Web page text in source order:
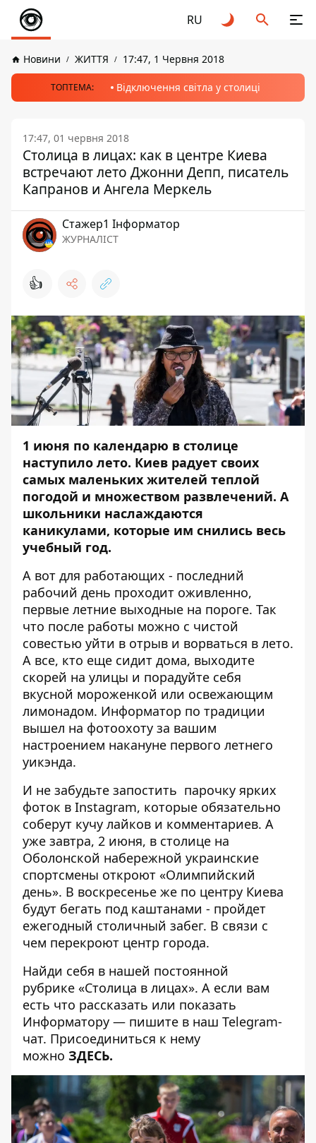
RU
Новини ЖИТТЯ 17:47, 1 Червня 2018
ТОПТЕМА: Відключення світла у столиці
17:47, 01 червня 2018
Столица в лицах: как в центре Киева
встречают лето Джонни Депп, писатель
Капранов и Ангела Меркель
Стажер1 Інформатор
ЖУРНАЛІСТ
👍
1 июня по календарю в столице
наступило лето. Киев радует своих
самых маленьких жителей теплой
погодой и множеством развлечений. А
школьники наслаждаются
каникулами, которые им снились весь
учебный год.
А вот для работающих - последний
рабочий день проходит оживленно,
первые летние выходные на пороге. Так
что после работы можно с чистой
совестью уйти в отрыв и ворваться в лето.
А все, кто еще сидит дома, выходите
скорей на улицы и порадуйте себя
вкусной мороженкой или освежающим
лимонадом. Информатор по традиции
вышел на фотоохоту за вашим
настроением накануне первого летнего
уикэнда.
И не забудьте запостить парочку ярких
фоток в Instagram, которые обязательно
соберут кучу лайков и комментариев. А
уже завтра, 2 июня, в столице на
Оболонской набережной украинские
спортсмены откроют «Олимпийский
день». В воскресенье же по центру Киева
будут бегать под каштанами - пройдет
ежегодный столичный забег. В связи с
чем перекроют центр города.
Найди себя в нашей постоянной
рубрике «Столица в лицах». А если вам
есть что рассказать или показать
Информатору — пишите в наш Telegram-
чат. Присоединиться к нему
можно ЗДЕСЬ.